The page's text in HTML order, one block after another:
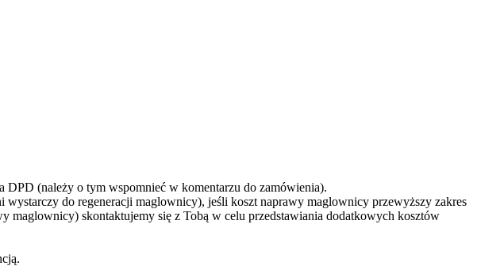
DPD (należy o tym wspomnieć w komentarzu do zamówienia).
wystarczy do regeneracji maglownicy), jeśli koszt naprawy maglownicy przewyższy zakres
skontaktujemy się z Tobą w celu przedstawiania dodatkowych kosztów